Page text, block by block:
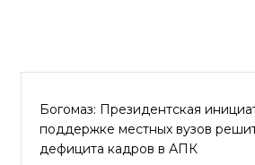
Богомаз: Президентская
поддержке местных вузов
дефицита кадров в АПК